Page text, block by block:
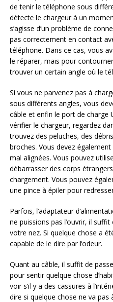
de tenir le téléphone sous
détecte le chargeur à un
s’agisse d’un problème de
pas correctement en contact
téléphone. Dans ce cas, vous
le réparer, mais pour
trouver un certain angle où le
Si vous ne parvenez pas à
sous différents angles, vous
câble et enfin le port de charge
vérifier le chargeur, regardez
trouvez des peluches, des
broches. Vous devez
mal alignées. Vous pouvez
débarrasser des corps
chargement. Vous pouvez
une pince à épiler pour
Parfois, l’adaptateur
ne puissions pas l’ouvrir, il
votre nez. Si quelque chose a
capable de le dire par l’odeur.
Quant au câble, il suffit de
pour sentir quelque chose
voir s’il y a des cassures à
dire si quelque chose ne va pas